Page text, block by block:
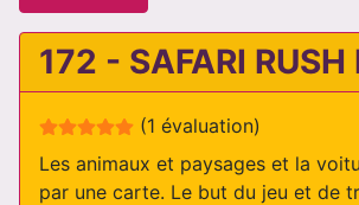
172 - SAFARI RUSH
Evaluation de l'utilisateur :
(1 évaluation)
Les animaux et paysages et la
par une carte. Le but du jeu et de